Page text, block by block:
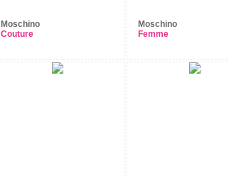
Moschino
Couture
Moschino
Femme